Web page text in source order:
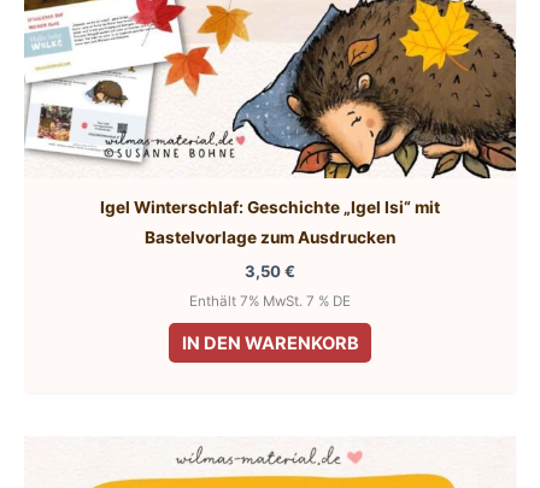
Igel Winterschlaf: Geschichte „Igel Isi“ mit
Bastelvorlage zum Ausdrucken
3,50€
Enthält 7% MwSt. 7 % DE
IN DEN WARENKORB